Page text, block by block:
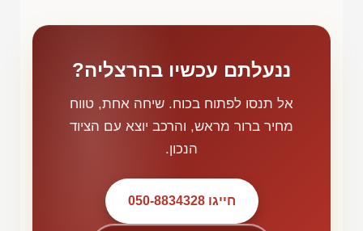
ננעלתם עכשיו בהרצליה?
אל תנסו לפתוח בכוח. שיחה אחת, טווח
מחיר ברור מראש, והרכב יוצא עם הציוד
הנכון.
חייגו 050-8834328